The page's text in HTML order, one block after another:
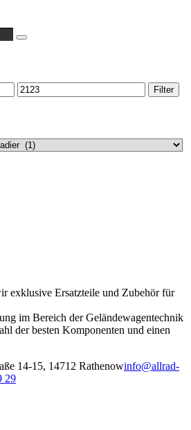
Suche
Max.
Preis
Filter
exklusive Ersatzteile und Zubehör für
im Bereich der Geländewagentechnik
der besten Komponenten und einen
14-15, 14712 Rathenowinfo@allrad-
29